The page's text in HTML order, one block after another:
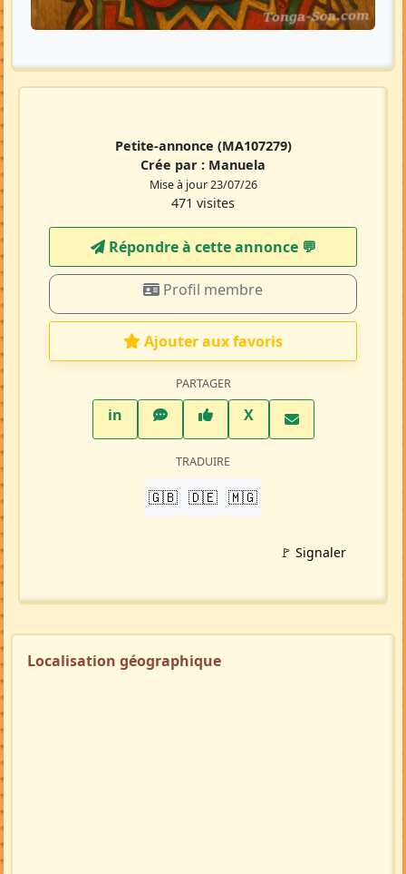
Petite-annonce (MA107279)
Crée par : Manuela
Mise à jour 23/07/26
471 visites
Répondre à cette annonce 💬​
Profil membre
Ajouter aux favoris
PARTAGER
inLinkedInWhatsAppFacebook
XTwitter X
TRADUIRE
🇬🇧 🇩🇪 🇲🇬
🚩 Signaler
Localisation géographique